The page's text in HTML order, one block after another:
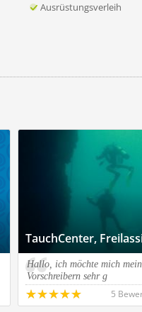
Ausrüstungsverleih
TauchCenter,
Hallo, ich möchte mich
Vorschreibern sehr g
5